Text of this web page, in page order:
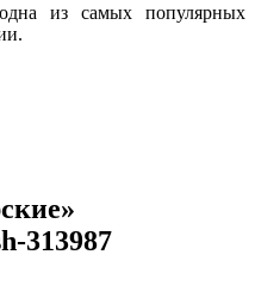
из самых популярных
313987